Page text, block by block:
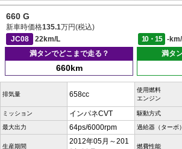
660 G
新車時価格135.1万円(税込)
JC08
22km/L 10・15
-
満タンでどこまで走る？
660km
満タ
排気量 658cc
使用燃料
エンジン
ミッション インパネCVT 駆動方式
最大出力 64ps/6000rpm 過給器（ターボ）
生産期間
2012年05月～201
燃費性能